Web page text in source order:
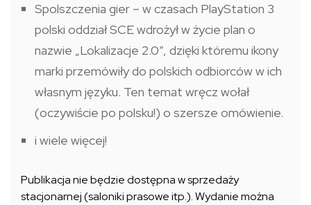
Spolszczenia gier – w czasach PlayStation 3
polski oddział SCE wdrożył w życie plan o
nazwie „Lokalizacje 2.0”, dzięki któremu ikony
marki przemówiły do polskich odbiorców w ich
własnym języku. Ten temat wręcz wołał
(oczywiście po polsku!) o szersze omówienie.
i wiele więcej!
Publikacja nie będzie dostępna w sprzedaży
stacjonarnej (saloniki prasowe itp.). Wydanie można